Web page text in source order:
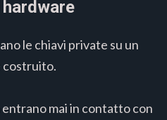
le chiavi private su un
costruito.
mai in contatto con